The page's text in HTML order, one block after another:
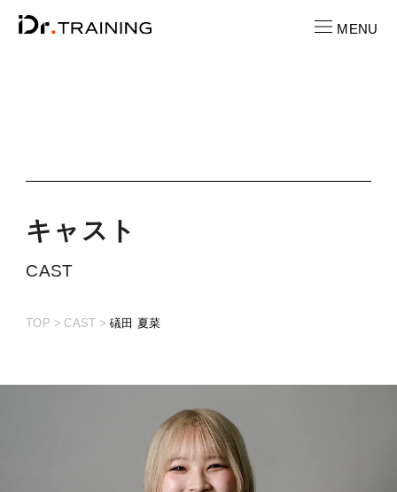
キ ャ ス ト
CAST
TOP CAST 礒田 夏菜
PRICE
TRAINING
トレーニング
MENU